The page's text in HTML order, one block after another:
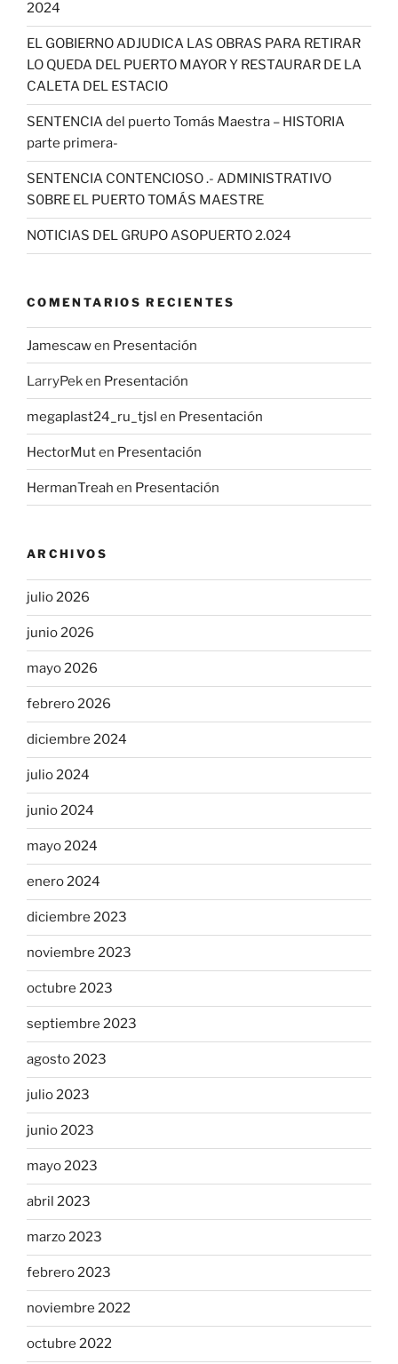
2024
EL GOBIERNO ADJUDICA LAS OBRAS PARA RETIRAR
LO QUEDA DEL PUERTO MAYOR Y RESTAURAR DE LA
CALETA DEL ESTACIO
SENTENCIA del puerto Tomás Maestra – HISTORIA
parte primera-
SENTENCIA CONTENCIOSO .- ADMINISTRATIVO
S0BRE EL PUERTO TOMÁS MAESTRE
NOTICIAS DEL GRUPO ASOPUERTO 2.024
COMENTARIOS RECIENTES
Jamescawen Presentación
LarryPeken Presentación
megaplast24_ru_tjsl en Presentación
HectorMuten Presentación
HermanTreah en Presentación
ARCHIVOS
julio 2026
junio 2026
mayo 2026
febrero 2026
diciembre 2024
julio 2024
junio 2024
mayo 2024
enero 2024
diciembre 2023
noviembre 2023
octubre 2023
septiembre 2023
agosto 2023
julio 2023
junio 2023
mayo 2023
abril 2023
marzo 2023
febrero 2023
noviembre 2022
octubre 2022